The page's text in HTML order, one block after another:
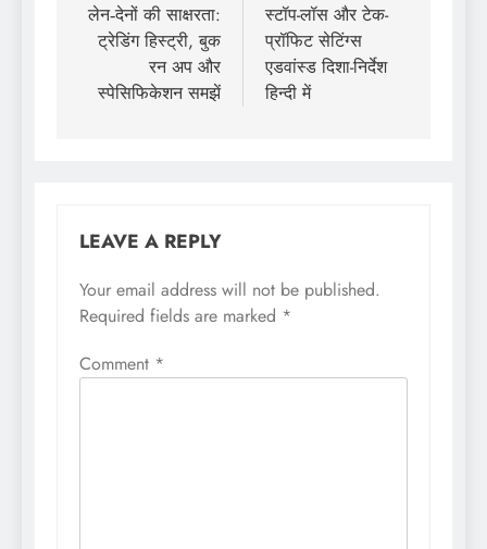
लेन‑देनों की साक्षरता:
ट्रेडिंग हिस्ट्री, बुक
रन अप और
स्पेसिफिकेशन समझें
स्टॉप-लॉस और टेक-
प्रॉफिट सेटिंग्स
एडवांस्ड दिशा-निर्देश
हिन्दी में
LEAVE A REPLY
Your email address will not be published.
Required fields are marked *
Comment *